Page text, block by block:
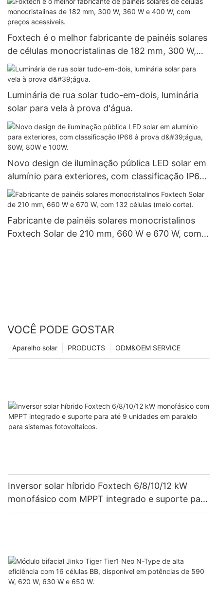
de atacado.
Foxtech é o melhor fabricante de painéis solares
de células monocristalinas de 182 mm, 300 W,
360 W e 400 W, com preços acessíveis.
Luminária de rua solar tudo-em-dois, luminária
solar para vela à prova d'água.
Novo design de iluminação pública LED solar em
alumínio para exteriores, com classificação IP66
à prova d'água, 60W, 80W e 100W.
Fabricante de painéis solares monocristalinos
Foxtech Solar de 210 mm, 660 W e 670 W, com
VOCÊ PODE GOSTAR
ODM&OEM SERVICE
PRODUCTS
Aparelho solar
Inversor solar híbrido Foxtech 6/8/10/12 kW
monofásico com MPPT integrado e suporte para
até 9 unidades em paralelo para sistemas